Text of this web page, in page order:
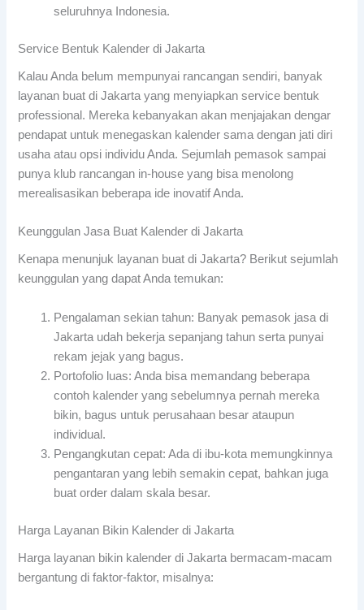
seluruhnya Indonesia.
Service Bentuk Kalender di Jakarta
Kalau Anda belum mempunyai rancangan sendiri, banyak
layanan buat di Jakarta yang menyiapkan service bentuk
professional. Mereka kebanyakan akan menjajakan dengar
pendapat untuk menegaskan kalender sama dengan jati diri
usaha atau opsi individu Anda. Sejumlah pemasok sampai
punya klub rancangan in-house yang bisa menolong
merealisasikan beberapa ide inovatif Anda.
Keunggulan Jasa Buat Kalender di Jakarta
Kenapa menunjuk layanan buat di Jakarta? Berikut sejumlah
keunggulan yang dapat Anda temukan:
Pengalaman sekian tahun: Banyak pemasok jasa di
Jakarta udah bekerja sepanjang tahun serta punyai
rekam jejak yang bagus.
Portofolio luas: Anda bisa memandang beberapa
contoh kalender yang sebelumnya pernah mereka
bikin, bagus untuk perusahaan besar ataupun
individual.
Pengangkutan cepat: Ada di ibu-kota memungkinnya
pengantaran yang lebih semakin cepat, bahkan juga
buat order dalam skala besar.
Harga Layanan Bikin Kalender di Jakarta
Harga layanan bikin kalender di Jakarta bermacam-macam
bergantung di faktor-faktor, misalnya: